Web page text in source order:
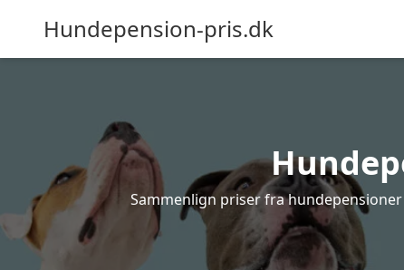
Hundepension-pris.dk
Sammenlign priser fra